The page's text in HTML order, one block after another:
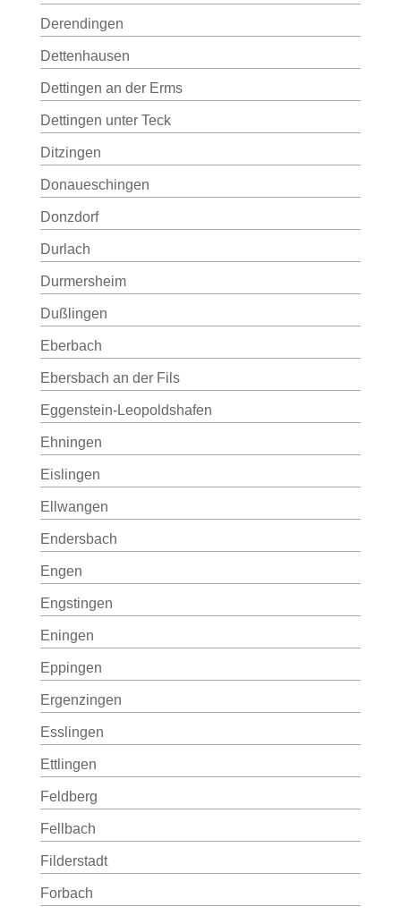
Derendingen
Dettenhausen
Dettingen an der Erms
Dettingen unter Teck
Ditzingen
Donaueschingen
Donzdorf
Durlach
Durmersheim
Dußlingen
Eberbach
Ebersbach an der Fils
Eggenstein-Leopoldshafen
Ehningen
Eislingen
Ellwangen
Endersbach
Engen
Engstingen
Eningen
Eppingen
Ergenzingen
Esslingen
Ettlingen
Feldberg
Fellbach
Filderstadt
Forbach